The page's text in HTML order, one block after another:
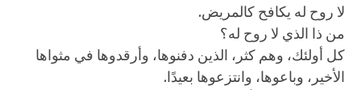
لا روح له يكافح كالمريض.
من ذا الذي لا روح له؟
كل أولئك، وهم كثر، الذين دفنوها، وأرقدوها في مثواها
الأخير، وباعوها، وانتزعوها بعيدًا.